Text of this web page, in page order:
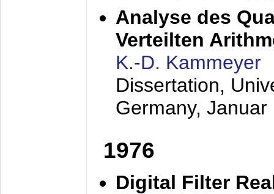
Analyse des
Verteilten
K.-D. Kammeyer
Dissertation,
Germany, Januar
1976
Digital Filter